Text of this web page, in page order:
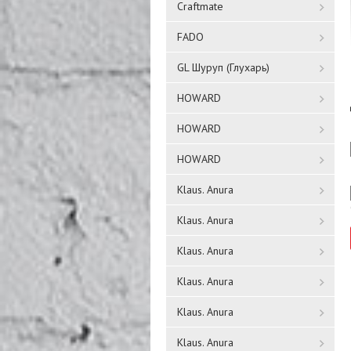
Craftmate
FADO
GL Шуруп (Глухарь)
HOWARD
HOWARD
HOWARD
Klaus. Anura
Klaus. Anura
Klaus. Anura
Klaus. Anura
Klaus. Anura
Klaus. Anura